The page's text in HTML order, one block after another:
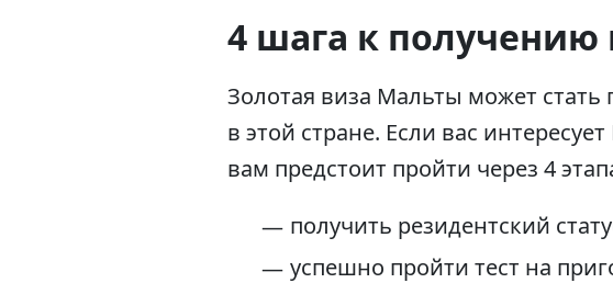
4 шага к получению
Золотая виза Мальты может
в этой стране. Если вас
вам предстоит пройти через 4
получить резидентский
успешно пройти тест на